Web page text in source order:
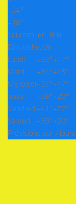
+34°
+18°
Tournan-en-Brie
Dimanche, 09
Lundi
+33°+17°
Mardi
+34°+15°
Mercredi+37°+17°
Jeudi
+39°+20°
Vendredi+41°+22°
Samedi
+39°+20°
Prévisions sur 7 jours